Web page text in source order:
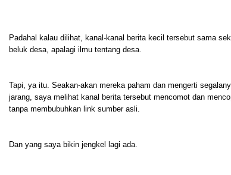
Padahal kalau dilihat, kanal-kanal berita kecil tersebut sama
beluk desa, apalagi ilmu tentang desa.
Tapi, ya itu. Seakan-akan mereka paham dan mengerti
jarang, saya melihat kanal berita tersebut mencomot dan
tanpa membubuhkan link sumber asli.
Dan yang saya bikin jengkel lagi ada.